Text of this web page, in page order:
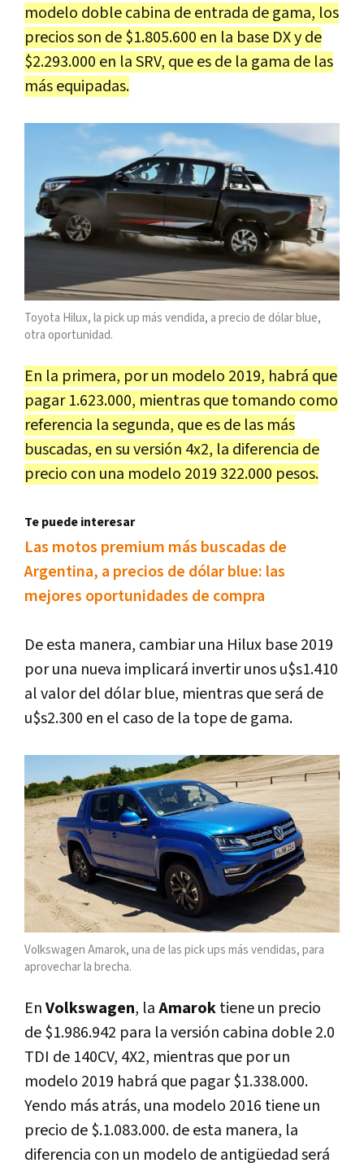
modelo doble cabina de entrada de gama, los
precios son de $1.805.600 en la base DX y de
$2.293.000 en la SRV, que es de la gama de las
más equipadas.
Toyota Hilux, la pick up más vendida, a precio de dólar blue,
otra oportunidad.
En la primera, por un modelo 2019, habrá que
pagar 1.623.000, mientras que tomando como
referencia la segunda, que es de las más
buscadas, en su versión 4x2, la diferencia de
precio con una modelo 2019 322.000 pesos.
Te puede interesar
Las motos premium más buscadas de
Argentina, a precios de dólar blue: las
mejores oportunidades de compra
De esta manera, cambiar una Hilux base 2019
por una nueva implicará invertir unos u$s1.410
al valor del dólar blue, mientras que será de
u$s2.300 en el caso de la tope de gama.
Volkswagen Amarok, una de las pick ups más vendidas, para
aprovechar la brecha.
EnVolkswagen, laAmaroktiene un precio
de $1.986.942 para la versión cabina doble 2.0
TDI de 140CV, 4X2, mientras que por un
modelo 2019 habrá que pagar $1.338.000.
Yendo más atrás, una modelo 2016 tiene un
precio de $.1.083.000. de esta manera, la
diferencia con un modelo de antigüedad será